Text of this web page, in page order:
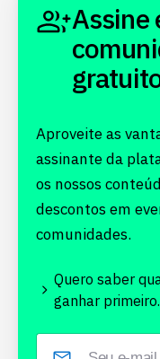
Assine
Aproveite as
assinante da
os nossos
descontos em
comunidades.
Quero saber
ganhar primeiro.